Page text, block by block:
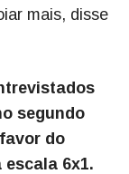
mais, disse
segundo
do
6x1.